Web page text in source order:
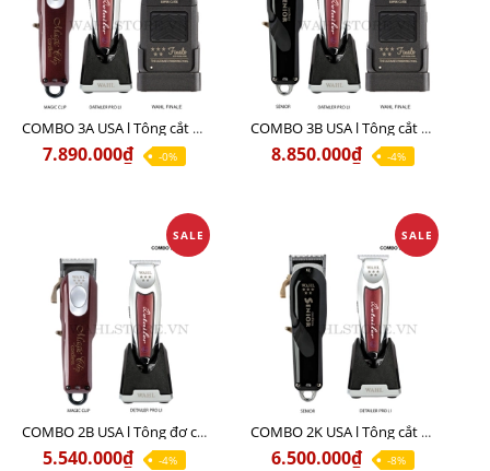
COMBO 3A USA l Tông cắt MAGIC + Tông viền DETAILER PRO LI + Cạo khô FINALE
7.890.000₫ -0%
COMBO 3B USA l Tông cắt SENIOR + Tông viền DETAILER PRO LI + Cạo khô FINALE
8.850.000₫ -4%
SALE
COMBO 2B USA l Tông đơ cắt Magic clip Red + Tông đơ viền Detailer Pro Li
5.540.000₫ -4%
SALE
COMBO 2K USA l Tông cắt SENIOR +Tông viền DETAILER PRO LI
6.500.000₫ -8%